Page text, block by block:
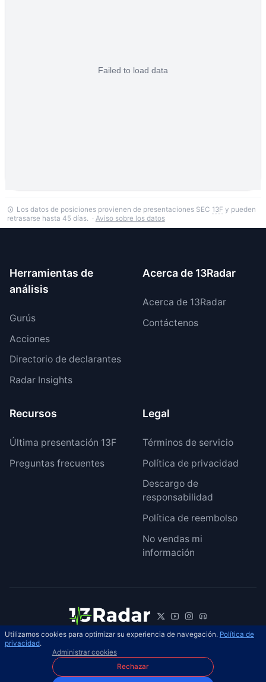
Los datos de posiciones provienen de presentaciones SEC 13F y pueden
retrasarse hasta 45 días. · Aviso sobre los datos
Herramientas de
análisis
Gurús
Acciones
Directorio de declarantes
Radar Insights
Acerca de 13Radar
Acerca de 13Radar
Contáctenos
Recursos
Última presentación 13F
Preguntas frecuentes
Legal
Términos de servicio
Política de privacidad
Descargo de
responsabilidad
Política de reembolso
No vendas mi
información
© 2026 13Radar. Reservados todos los
derechos.
Utilizamos cookies para optimizar su experiencia de navegación. Política de
privacidad.
Administrar cookies
Rechazar